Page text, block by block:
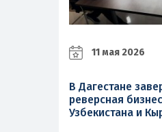
11 мая 2026
В Дагестане
реверсная
Узбекистана и